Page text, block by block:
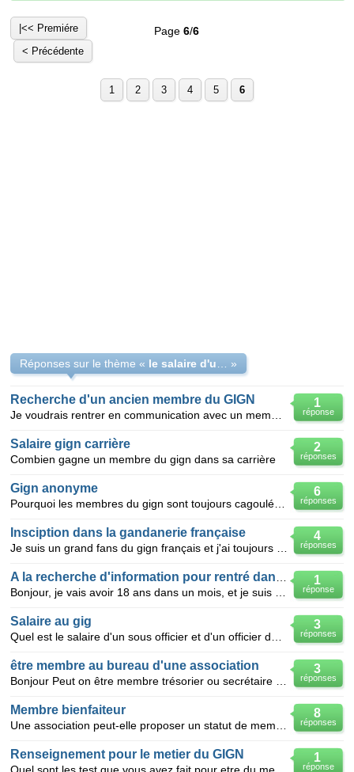
|<< Premiére
< Précédente
Page6/6
1 2 3 4 5 6
Réponses sur le thème « »
1
réponse
Recherche d'un ancien membre du GIGN
2
réponses
Salaire gign carrière
Combien gagne un membre du gign dans sa carrière
6
réponses
Gign anonyme
4
réponses
Insciption dans la gandanerie française
1
réponse
3
réponses
Salaire au gig
3
réponses
être membre au bureau d'une association
8
réponses
Membre bienfaiteur
1
réponse
Renseignement pour le metier du GIGN